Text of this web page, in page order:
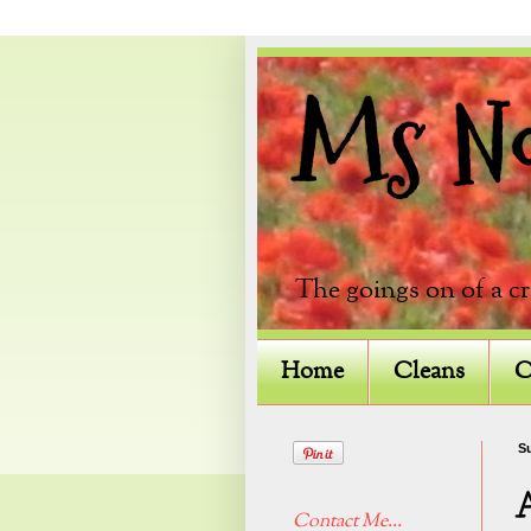
Ms
The goings on of a
Home Cleans
Contact Me...